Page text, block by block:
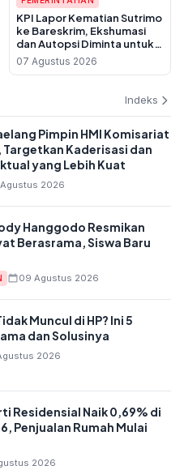
KPI Lapor Kematian Sutrimo
ke Bareskrim, Ekshumasi
dan Autopsi Diminta untuk
Usut Dugaan Pembunuhan
07 Agustus 2026
Indeks
Pimpin HMI Komisariat
Targetkan Kaderisasi dan
yang Lebih Kuat
2026
Hanggodo Resmikan
Berasrama, Siswa Baru
09 Agustus 2026
Muncul di HP? Ini 5
dan Solusinya
2026
Residensial Naik 0,69% di
Penjualan Rumah Mulai
2026